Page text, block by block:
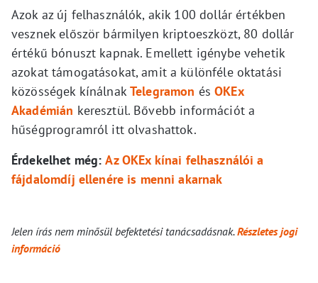
Azok az új felhasználók, akik 100 dollár értékben
vesznek először bármilyen kriptoeszközt, 80 dollár
értékű bónuszt kapnak. Emellett igénybe vehetik
azokat támogatásokat, amit a különféle oktatási
közösségek kínálnakTelegramon ésOKEx
Akadémián keresztül. Bővebb információt a
hűségprogramról itt olvashattok.
Érdekelhet még: Az OKEx kínai felhasználói a
fájdalomdíj ellenére is menni akarnak
Jelen írás nem minősül befektetési tanácsadásnak.Részletes jogi
információ